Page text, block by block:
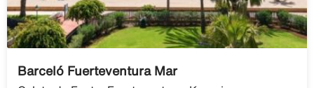
Barceló Fuerteventura Mar